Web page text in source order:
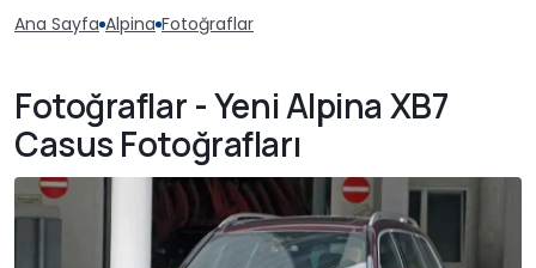
Ana Sayfa Alpina Fotoğraflar
Fotoğraflar - Yeni Alpina XB7
Casus Fotoğrafları